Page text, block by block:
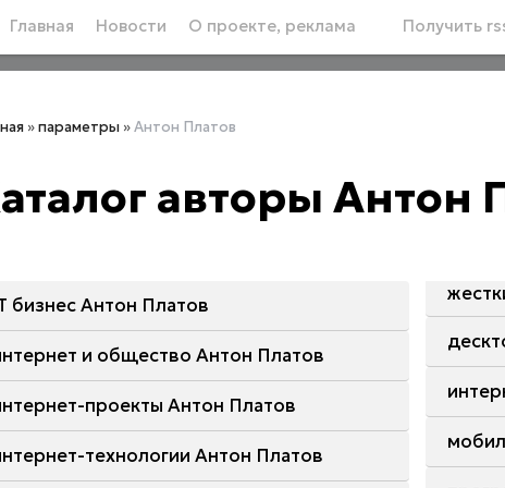
Главная Новости О проекте, реклама Получить
»параметры »Антон Платов
авторы Антон
бизнес Антон Платов
и общество Антон Платов
проекты Антон Платов
технологии Антон Платов